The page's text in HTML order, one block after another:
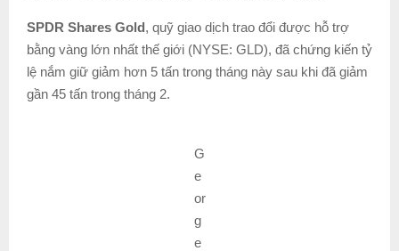
SPDR Shares Gold, quỹ giao dịch trao đổi được hỗ trợ
bằng vàng lớn nhất thế giới (NYSE: GLD), đã chứng kiến ​​tỷ
lệ nắm giữ giảm hơn 5 tấn trong tháng này sau khi đã giảm
gần 45 tấn trong tháng 2.
G
e
or
g
e